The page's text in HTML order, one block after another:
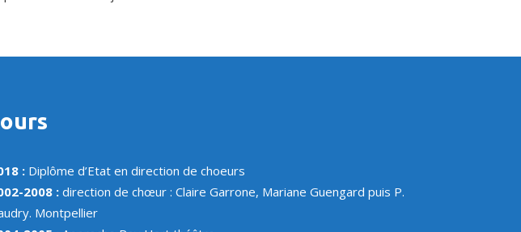
: Diplôme d’Etat en direction de choeurs
2008 : direction de chœur : Claire Garrone, Mariane Guengard puis P.
Montpellier